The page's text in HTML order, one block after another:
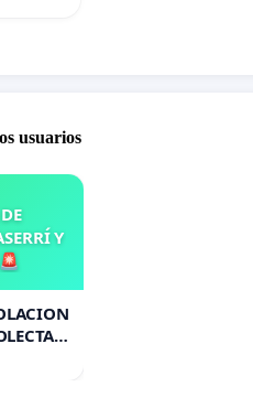
usuarios
Y